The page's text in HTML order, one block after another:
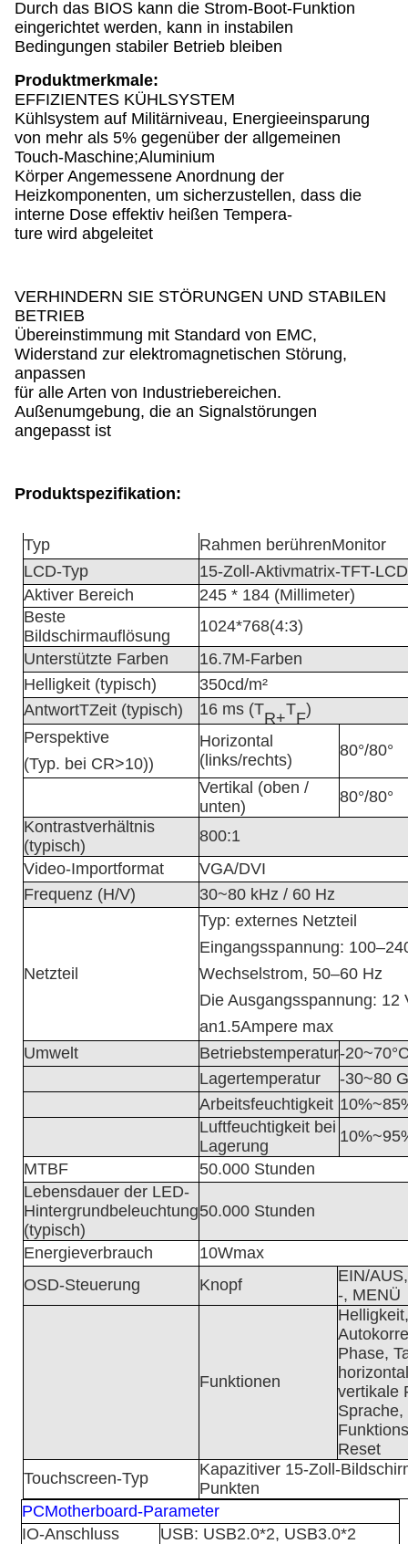
Durch das BIOS kann die Strom-Boot-Funktion
eingerichtet werden, kann in instabilen
Bedingungen stabiler Betrieb bleiben
Produktmerkmale:
EFFIZIENTES KÜHLSYSTEM
Kühlsystem auf Militärniveau, Energieeinsparung
von mehr als 5% gegenüber der allgemeinen
Touch-Maschine;Aluminium
Körper Angemessene Anordnung der
Heizkomponenten, um sicherzustellen, dass die
interne Dose effektiv heißen Tempera-
ture wird abgeleitet
VERHINDERN SIE STÖRUNGEN UND STABILEN
BETRIEB
Übereinstimmung mit Standard von EMC,
Widerstand zur elektromagnetischen Störung,
anpassen
für alle Arten von Industriebereichen.
Außenumgebung, die an Signalstörungen
angepasst ist
Produktspezifikation:
Typ Rahmen berührenMonitor
LCD-Typ
15-Zoll-Aktivmatrix-TFT-LCD
Aktiver Bereich
245 * 184 (Millimeter)
Beste
Bildschirmauflösung
1024*768(4:3)
Unterstützte Farben
16.7M-Farben
Helligkeit (typisch)
350cd/m²
AntwortTZeit (typisch) 16 ms (TR+TF)
Perspektive
(Typ. bei CR>10))
Horizontal
(links/rechts)
80°/80°
Vertikal (oben /
unten)
80°/80°
Kontrastverhältnis
(typisch)
800:1
Video-Importformat
VGA/DVI
Frequenz (H/V)
30~80 kHz / 60 Hz
Netzteil
Typ: externes Netzteil
Eingangsspannung:
Wechselstrom, 50–60 Hz
Die Ausgangsspannung: 12
an1.5Ampere max
Umwelt
Betriebstemperatur-20~70
Lagertemperatur
-30~80
Arbeitsfeuchtigkeit 10%~85
Luftfeuchtigkeit bei
Lagerung
10%~95
MTBF
50.000 Stunden
Lebensdauer der LED-
Hintergrundbeleuchtung
(typisch)
50.000 Stunden
Energieverbrauch 10Wmax
OSD-Steuerung
Knopf
EIN/
-, MENÜ
Funktionen
Phase,
vertikale
Sprache,
Reset
Touchscreen-Typ
Kapazitiver 15-Zoll-
Punkten
PCMotherboard-Parameter
IO-Anschluss
USB: USB2.0*2, USB3.0*2